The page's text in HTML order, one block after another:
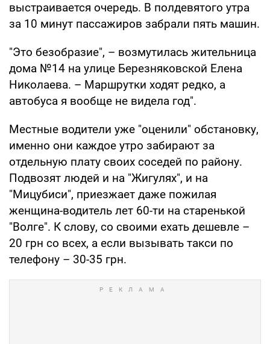
выстраивается очередь. В полдевятого утра
за 10 минут пассажиров забрали пять машин.
"Это безобразие", – возмутилась жительница
дома №14 на улице Березняковской Елена
Николаева. – Маршрутки ходят редко, а
автобуса я вообще не видела год".
Местные водители уже "оценили" обстановку,
именно они каждое утро забирают за
отдельную плату своих соседей по району.
Подвозят людей и на "Жигулях", и на
"Мицубиси", приезжает даже пожилая
женщина-водитель лет 60-ти на старенькой
"Волге". К слову, со своими ехать дешевле –
20 грн со всех, а если вызывать такси по
телефону – 30-35 грн.